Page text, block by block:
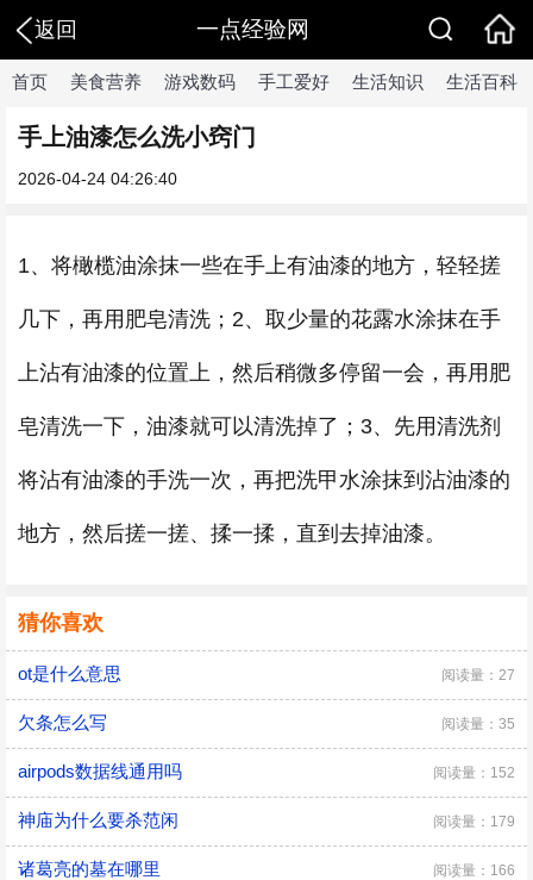
返回 一点经验网
首页 美食营养 游戏数码 手工爱好 生活知识 生活百科
手上油漆怎么洗小窍门
2026-04-24 04:26:40
1、将橄榄油涂抹一些在手上有油漆的地方，轻轻搓
几下，再用肥皂清洗；2、取少量的花露水涂抹在手
上沾有油漆的位置上，然后稍微多停留一会，再用肥
皂清洗一下，油漆就可以清洗掉了；3、先用清洗剂
将沾有油漆的手洗一次，再把洗甲水涂抹到沾油漆的
地方，然后搓一搓、揉一揉，直到去掉油漆。
猜你喜欢
ot是什么意思 阅读量：27
欠条怎么写 阅读量：35
airpods数据线通用吗 阅读量：152
神庙为什么要杀范闲 阅读量：179
诸葛亮的墓在哪里 阅读量：166